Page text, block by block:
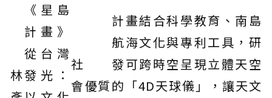
林
《星島
計畫》
從台灣
發光：
社
會優質
計畫結合科學教育、南島
航海文化與專利工具，研
發可跨時空呈現立體天空
的「4D天球儀」，讓天文